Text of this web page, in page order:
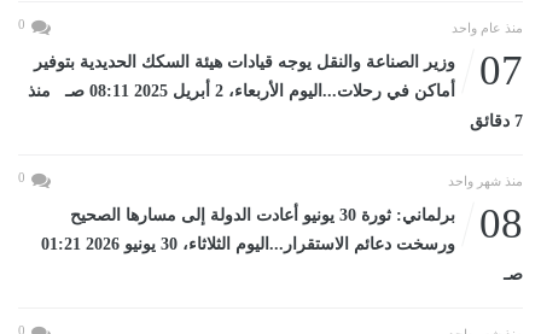
منذ عام واحد 0
07
وزير الصناعة والنقل يوجه قيادات هيئة السكك الحديدية بتوفير
أماكن في رحلات...اليوم الأربعاء، 2 أبريل 2025 08:11 صـ منذ
7 دقائق
منذ شهر واحد 0
08
برلماني: ثورة 30 يونيو أعادت الدولة إلى مسارها الصحيح
ورسخت دعائم الاستقرار...اليوم الثلاثاء، 30 يونيو 2026 01:21
صـ
0